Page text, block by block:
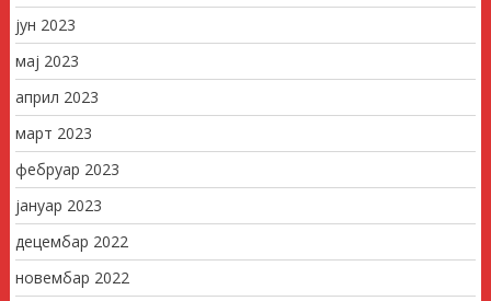
јун 2023
мај 2023
април 2023
март 2023
фебруар 2023
јануар 2023
децембар 2022
новембар 2022